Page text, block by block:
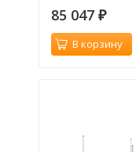
85 047 ₽
В корзину